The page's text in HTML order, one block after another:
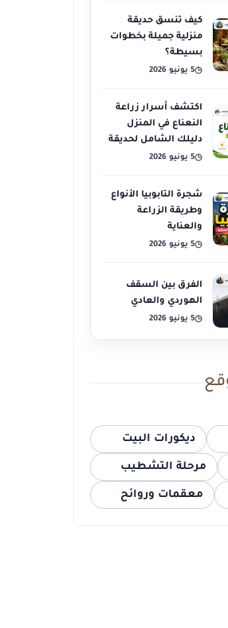
كيف تنسق حديقة
منزلية جميلة بخطوات
بسيطة؟
◷5 يونيو 2026
اكتشف أسرار زراعة
النعناع في المنزل
دليلك الشامل لحديقة
عطرية
◷5 يونيو 2026
شجرة التابوبيا الأنواع
وطريقة الزراعة
والعناية
◷5 يونيو 2026
الفرق بين السقف
الهوردي والعادي
◷5 يونيو 2026
ديكورات البيت
مرحلة التشطيب
معقمات وروائح